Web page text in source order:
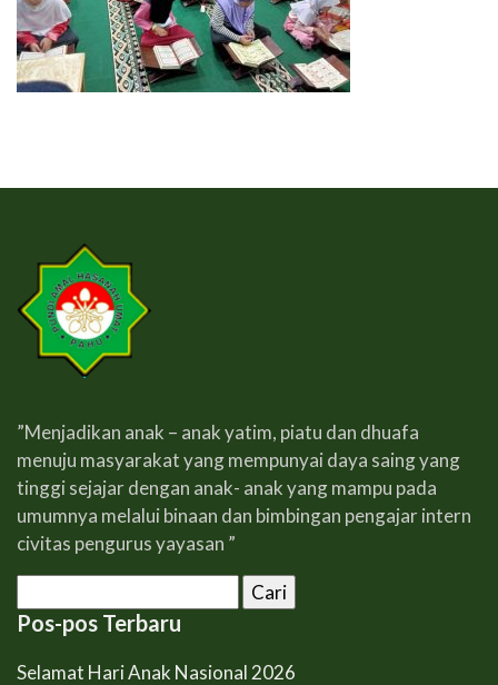
”Menjadikan anak – anak yatim, piatu dan dhuafa
menuju masyarakat yang mempunyai daya saing yang
tinggi sejajar dengan anak- anak yang mampu pada
umumnya melalui binaan dan bimbingan pengajar intern
civitas pengurus yayasan ”
untuk:
Pos-pos Terbaru
Selamat Hari Anak Nasional 2026